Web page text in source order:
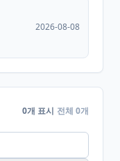
2026-08-08
0개 표시 전체 0개